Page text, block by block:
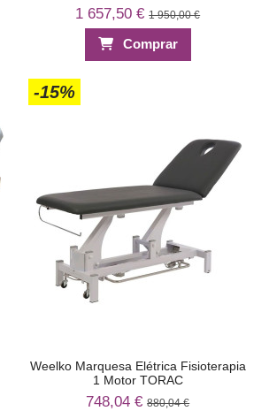
1 657,50 €1 950,00 €
Comprar
-15%
Weelko Marquesa Elétrica Fisioterapia
1 Motor TORAC
748,04 €880,04 €